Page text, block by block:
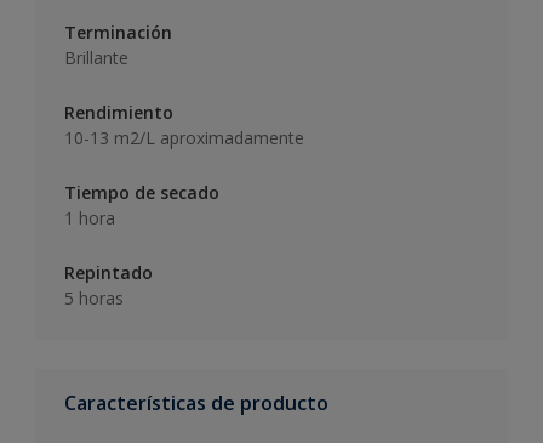
Terminación
Brillante
Rendimiento
10-13 m2/L aproximadamente
Tiempo de secado
1 hora
Repintado
5 horas
Características de producto